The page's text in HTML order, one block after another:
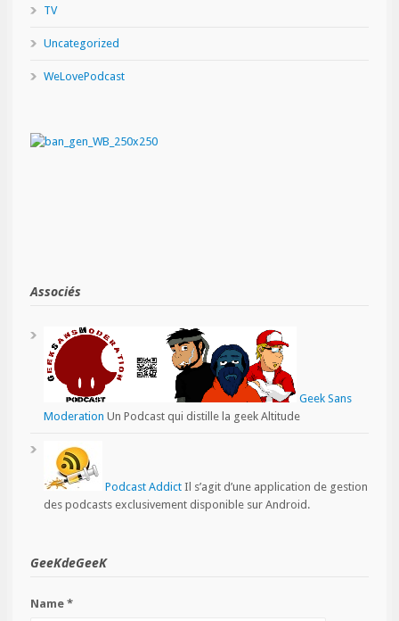
TV
Uncategorized
WeLovePodcast
Associés
Geek Sans
Moderation Un Podcast qui distille la geek Altitude
Podcast Addict Il s’agit d’une application de gestion
des podcasts exclusivement disponible sur Android.
GeeKdeGeeK
Name *